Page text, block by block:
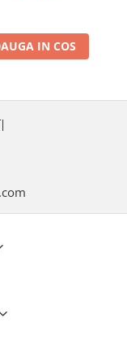
IN COS